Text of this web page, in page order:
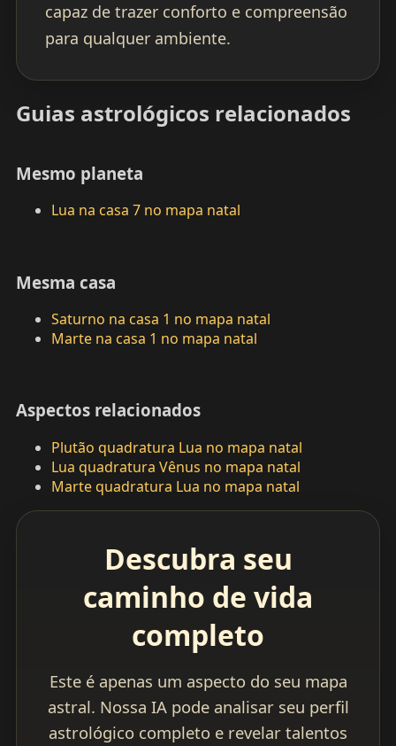
capaz de trazer conforto e compreensão
para qualquer ambiente.
Guias astrológicos relacionados
Mesmo planeta
Lua na casa 7 no mapa natal
Mesma casa
Saturno na casa 1 no mapa natal
Marte na casa 1 no mapa natal
Aspectos relacionados
Plutão quadratura Lua no mapa natal
Lua quadratura Vênus no mapa natal
Marte quadratura Lua no mapa natal
Descubra seu
caminho de vida
completo
Este é apenas um aspecto do seu mapa
astral. Nossa IA pode analisar seu perfil
astrológico completo e revelar talentos